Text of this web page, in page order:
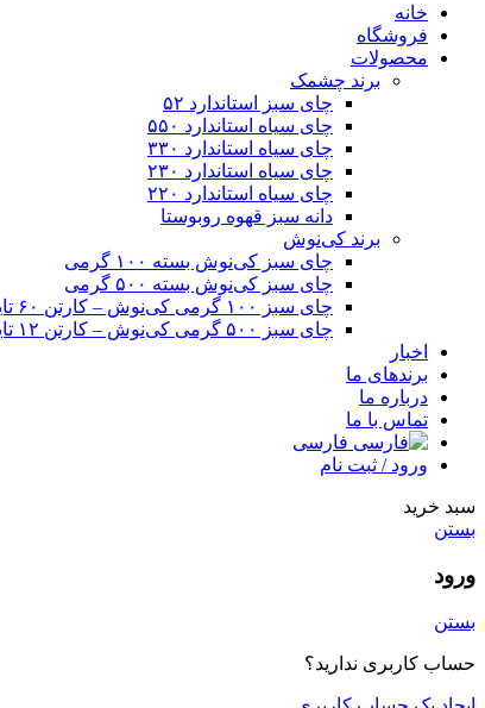
خانه
فروشگاه
محصولات
برند چشمک
چای سبز استاندارد ۵۲
چای سیاه استاندارد ۵۵۰
چای سیاه استاندارد ۳۳۰
چای سیاه استاندارد ۲۳۰
چای سیاه استاندارد ۲۲۰
دانه سبز قهوه روبوستا
برند کی‌نوش
چای سبز کی‌نوش بسته ۱۰۰ گرمی
چای سبز کی‌نوش بسته ۵۰۰ گرمی
چای سبز ۱۰۰ گرمی کی‌نوش – کارتن ۶۰ تایی
چای سبز ۵۰۰ گرمی کی‌نوش – کارتن ۱۲ تایی
اخبار
برندهای ما
درباره ما
تماس با ما
فارسی
ورود / ثبت نام
سبد خرید
بستن
ورود
بستن
حساب کاربری ندارید؟